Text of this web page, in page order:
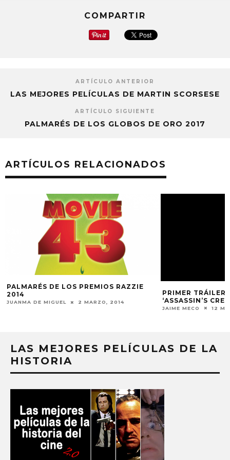
COMPARTIR
ARTÍCULO ANTERIOR
LAS MEJORES PELÍCULAS DE MARTIN SCORSESE
ARTÍCULO SIGUIENTE
PALMARÉS DE LOS GLOBOS DE ORO 2017
ARTÍCULOS RELACIONADOS
PALMARÉS DE LOS PREMIOS RAZZIE
2014
JUANMA DE MIGUEL 2 MARZO, 2014
PRIMER TRÁILER
‘ASSASSIN’S
JAIME MECO 12
LAS MEJORES PELÍCULAS DE LA
HISTORIA